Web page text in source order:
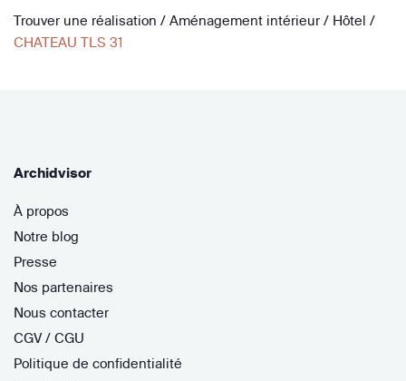
Trouver une réalisation / Aménagement intérieur / Hôtel /
CHATEAU TLS 31
Archidvisor
À propos
Notre blog
Presse
Nos partenaires
Nous contacter
CGV / CGU
Politique de confidentialité